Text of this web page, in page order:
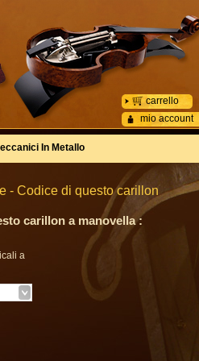
mio account
carrello
In Metallo
- Codice di questo carillon
carillon a manovella :
a